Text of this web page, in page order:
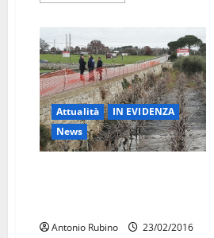
Attualità
IN EVIDENZA
News
Antonio Rubino
23/02/2016